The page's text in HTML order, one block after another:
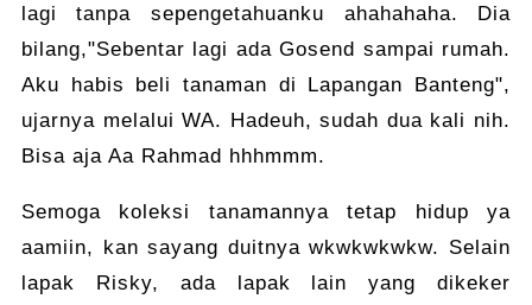
lagi tanpa sepengetahuanku ahahahaha. Dia
bilang,"Sebentar lagi ada Gosend sampai rumah.
Aku habis beli tanaman di Lapangan Banteng",
ujarnya melalui WA. Hadeuh, sudah dua kali nih.
Bisa aja Aa Rahmad hhhmmm.
Semoga koleksi tanamannya tetap hidup ya
aamiin, kan sayang duitnya wkwkwkwkw. Selain
lapak Risky, ada lapak lain yang dikeker